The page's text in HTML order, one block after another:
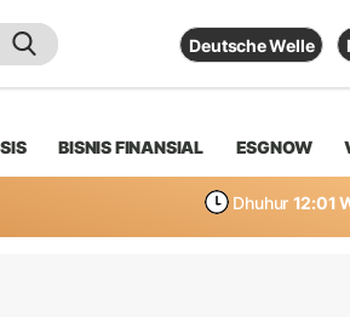
Deutsche Welle
BISNIS FINANSIAL ESGNOW
Dhuhur 12:01